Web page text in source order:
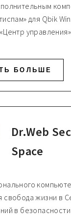
для Qbik
БОЛЬШЕ
Dr.Web
Space
свобода жизни в
в безопасности